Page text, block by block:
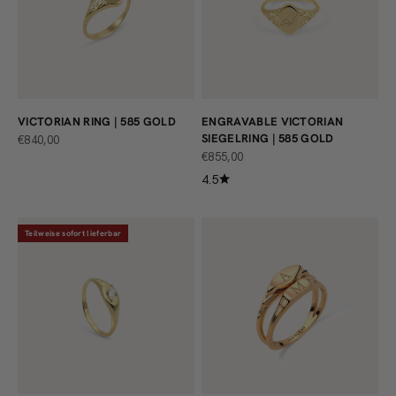
VICTORIAN RING | 585 GOLD
ANGEBOT
€840,00
ENGRAVABLE VICTORIAN
SIEGELRING | 585 GOLD
ANGEBOT
€855,00
4.5
Teilweise sofort lieferbar